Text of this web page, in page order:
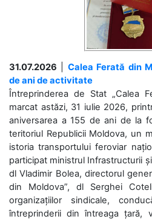
31.07.2026
Calea Ferată din
de ani de activitate
Întreprinderea de Stat „Calea
marcat astăzi, 31 iulie 2026,
aniversarea a 155 de ani de la
teritoriul Republicii Moldova, un
istoria transportului feroviar
participat ministrul Infrastructurii
dl Vladimir Bolea, directorul
din Moldova”, dl Serghei
organizațiilor sindicale,
întreprinderii din întreaga țară,